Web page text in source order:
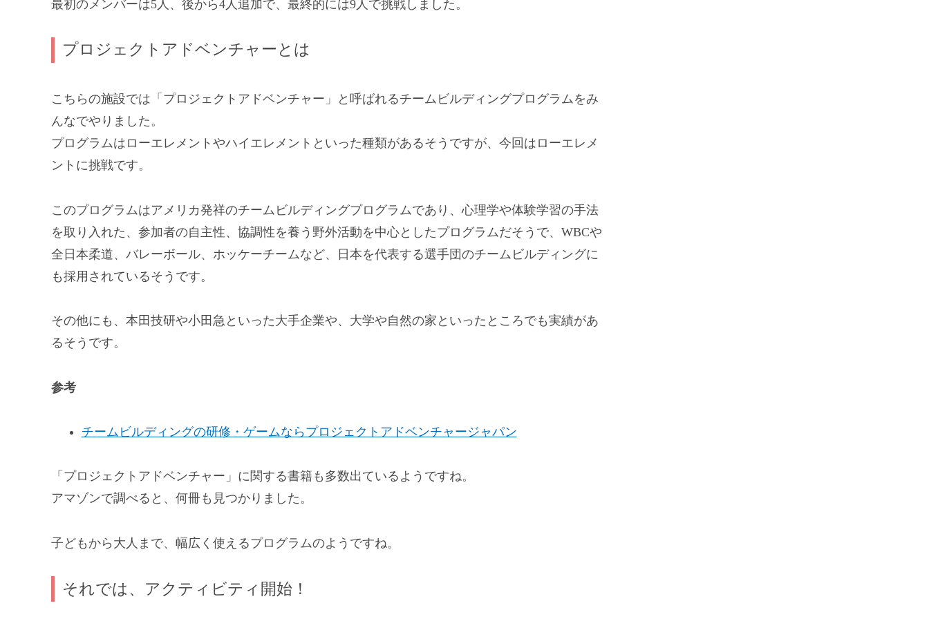
最初のメンバーは5人、後から4人追加で、最終的には9人で挑戦しました。
プロジェクトアドベンチャーとは
こちらの施設では「プロジェクトアドベンチャー」と呼ばれるチームビルディングプログラムをみ
んなでやりました。
プログラムはローエレメントやハイエレメントといった種類があるそうですが、今回はローエレメ
ントに挑戦です。
このプログラムはアメリカ発祥のチームビルディングプログラムであり、心理学や体験学習の手法
を取り入れた、参加者の自主性、協調性を養う野外活動を中心としたプログラムだそうで、WBCや
全日本柔道、バレーボール、ホッケーチームなど、日本を代表する選手団のチームビルディングに
も採用されているそうです。
その他にも、本田技研や小田急といった大手企業や、大学や自然の家といったところでも実績があ
るそうです。
参考
チームビルディングの研修・ゲームならプロジェクトアドベンチャージャパン
「プロジェクトアドベンチャー」に関する書籍も多数出ているようですね。
アマゾンで調べると、何冊も見つかりました。
子どもから大人まで、幅広く使えるプログラムのようですね。
それでは、アクティビティ開始！